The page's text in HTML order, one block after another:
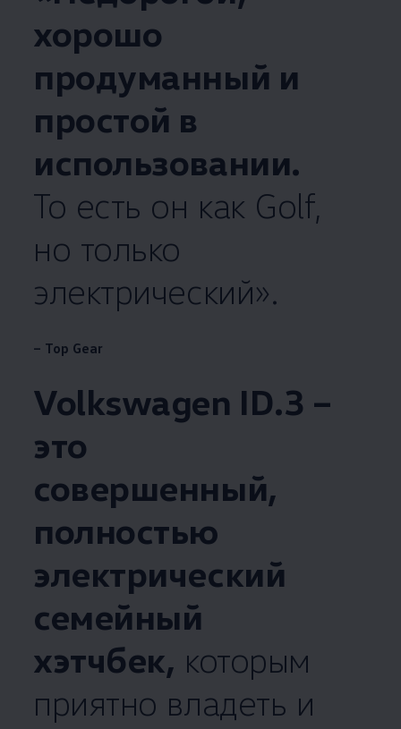
хорошо
продуманный и
простой в
использовании.
То есть он как Golf,
но только
электрический».
– Top Gear
Volkswagen ID.3 –
это
совершенный,
полностью
электрический
семейный
хэтчбек, которым
приятно владеть и